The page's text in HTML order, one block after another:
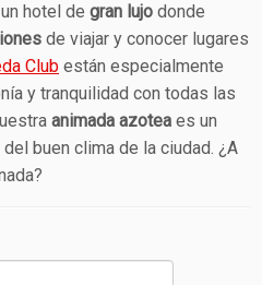
hotel de gran lujo donde
de viajar y conocer lugares
Club están especialmente
y tranquilidad con todas las
animada azotea es un
buen clima de la ciudad. ¿A